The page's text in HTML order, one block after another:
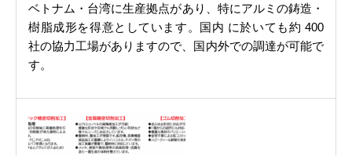
ベトナム・台湾に生産拠点があり、特にアルミの鋳造・
樹脂成形を得意としています。国内 に於いても約 400
社の協力工場がありますので、国内外での調達が可能で
す。